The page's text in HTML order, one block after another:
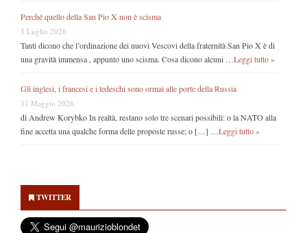
Perché quello della San Pio X non è scisma
5 Luglio 2026
Tanti dicono che l’ordinazione dei nuovi Vescovi della fraternità San Pio X è di
una gravità immensa , appunto uno scisma. Cosa dicono alcuni … Leggi tutto »
Gli inglesi, i francesi e i tedeschi sono ormai alle porte della Russia
31 Maggio 2026
di Andrew Korybko In realtà, restano solo tre scenari possibili: o la NATO alla
fine accetta una qualche forma delle proposte russe; o […] … Leggi tutto »
Sidebar
TWITTER